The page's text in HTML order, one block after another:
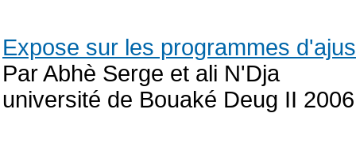
Expose sur les programmes
Par Abhè Serge et ali N'Dja
université de Bouaké Deug II 2006